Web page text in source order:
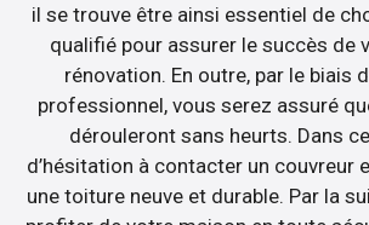
il se trouve être ainsi essentiel de
qualifié pour assurer le succès de
rénovation. En outre, par le biais
professionnel, vous serez assuré
dérouleront sans heurts. Dans
d’hésitation à contacter un couvreur
une toiture neuve et durable. Par la